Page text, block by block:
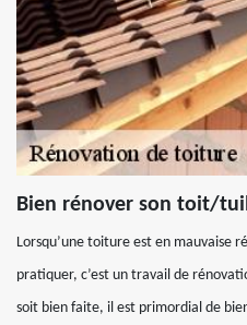
Bien rénover son toit/
Lorsqu’une toiture est en mauvaise
pratiquer, c’est un travail de
soit bien faite, il est primordial de